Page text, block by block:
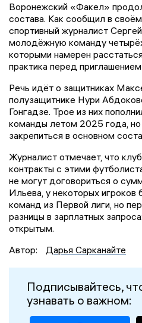
Воронежский «Факел»
состава. Как сообщил в
спортивный журналист
молодёжную команду
которыми намерен
практика перед
Речь идёт о защитниках
полузащитнике Нури
Гонгадзе. Трое из них
команды летом 2025 года, но
закрепиться в основном
Журналист отмечает, что
контракты с этими
не могут договориться о
Ильева, у некоторых
команд из Первой лиги, но
разницы в зарплатных
открытым.
Автор:
Дарья Сарканайте
Подписывайтесь,
узнавать о важном: